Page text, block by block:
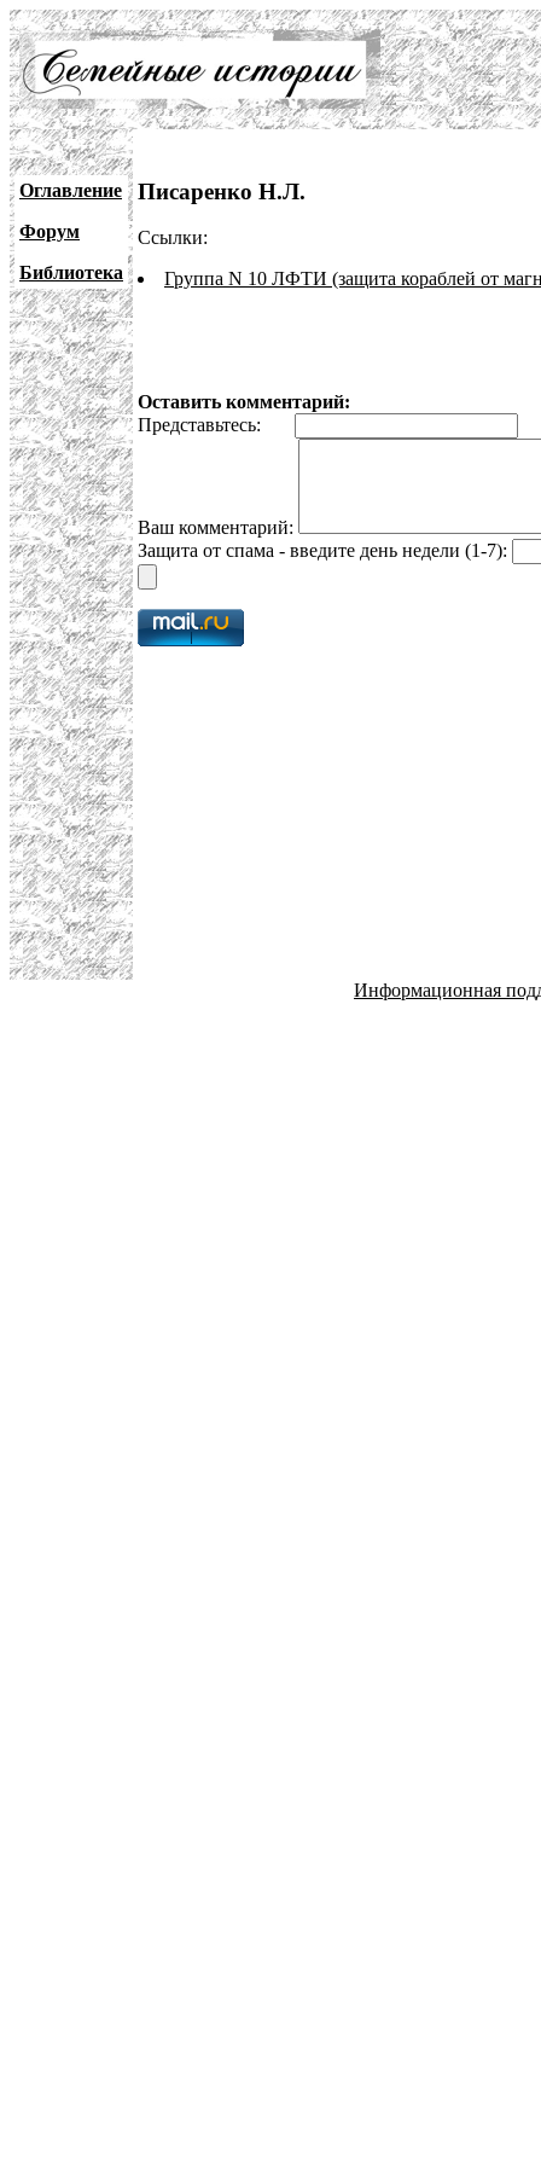
Оглавление
Форум
Библиотека
Писаренко Н.Л.
Ссылки:
Группа N 10 ЛФТИ (защита кораблей от
Оставить комментарий:
Представьтесь:
Ваш комментарий:
Защита от спама - введите день недели (1-7):
Информационная